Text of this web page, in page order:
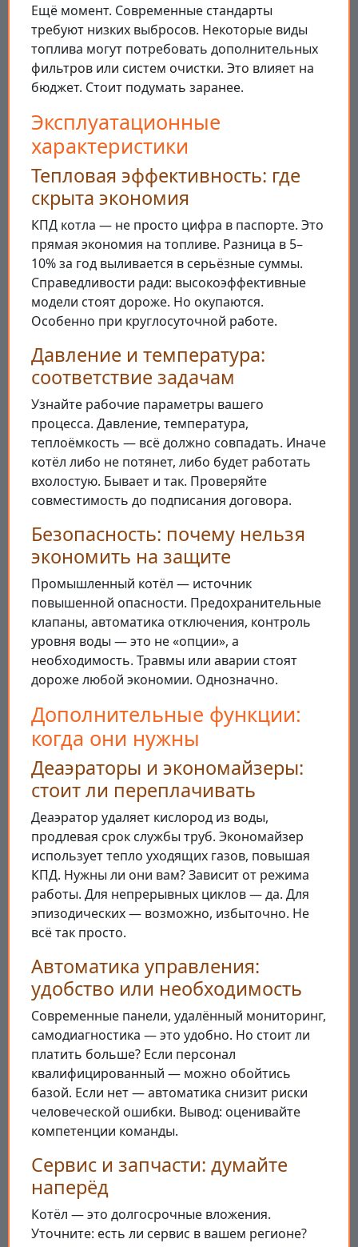
Ещё момент. Современные стандарты
требуют низких выбросов. Некоторые виды
топлива могут потребовать дополнительных
фильтров или систем очистки. Это влияет на
бюджет. Стоит подумать заранее.
Эксплуатационные
характеристики
Тепловая эффективность: где
скрыта экономия
КПД котла — не просто цифра в паспорте. Это
прямая экономия на топливе. Разница в 5–
10% за год выливается в серьёзные суммы.
Справедливости ради: высокоэффективные
модели стоят дороже. Но окупаются.
Особенно при круглосуточной работе.
Давление и температура:
соответствие задачам
Узнайте рабочие параметры вашего
процесса. Давление, температура,
теплоёмкость — всё должно совпадать. Иначе
котёл либо не потянет, либо будет работать
вхолостую. Бывает и так. Проверяйте
совместимость до подписания договора.
Безопасность: почему нельзя
экономить на защите
Промышленный котёл — источник
повышенной опасности. Предохранительные
клапаны, автоматика отключения, контроль
уровня воды — это не «опции», а
необходимость. Травмы или аварии стоят
дороже любой экономии. Однозначно.
Дополнительные функции:
когда они нужны
Деаэраторы и экономайзеры:
стоит ли переплачивать
Деаэратор удаляет кислород из воды,
продлевая срок службы труб. Экономайзер
использует тепло уходящих газов, повышая
КПД. Нужны ли они вам? Зависит от режима
работы. Для непрерывных циклов — да. Для
эпизодических — возможно, избыточно. Не
всё так просто.
Автоматика управления:
удобство или необходимость
Современные панели, удалённый мониторинг,
самодиагностика — это удобно. Но стоит ли
платить больше? Если персонал
квалифицированный — можно обойтись
базой. Если нет — автоматика снизит риски
человеческой ошибки. Вывод: оценивайте
компетенции команды.
Сервис и запчасти: думайте
наперёд
Котёл — это долгосрочные вложения.
Уточните: есть ли сервис в вашем регионе?